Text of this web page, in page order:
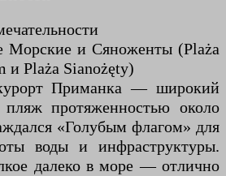
Морские и Сяноженты (Plaża
и Plaża Sianożęty)
Приманка — широкий
протяженностью около
«Голубым флагом» для
воды и инфраструктуры.
далеко в море — отлично